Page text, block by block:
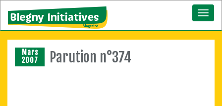
Mars
2007
Parution n°374